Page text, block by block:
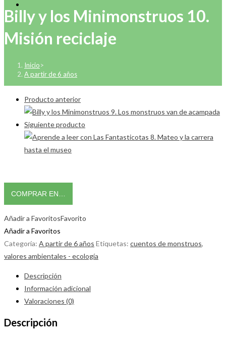
Billy y los Minimonstruos 10.
Misión reciclaje
Inicio>
A partir de 6 años
Producto anterior
Siguiente producto
COMPRAR EN…
Añadir a FavoritosFavorito
Añadir a Favoritos
Categoría: A partir de 6 años Etiquetas: cuentos de monstruos,
valores ambientales - ecología
Descripción
Información adicional
Valoraciones (0)
Descripción